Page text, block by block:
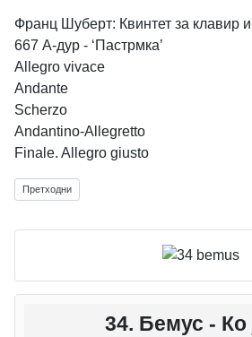
Франц Шуберт: Квинтет за клавир и
667 А-дур - ‘Пастрмка’
Allegro vivace
Andante
Scherzo
Andantino-Allegretto
Finale. Allegro giusto
Претходни чланак: Мина Закић
Претходни
34. Бемус - Ко